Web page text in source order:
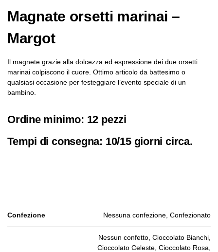
Magnate orsetti marinai –
Margot
Il magnete grazie alla dolcezza ed espressione dei due orsetti
marinai colpiscono il cuore. Ottimo articolo da battesimo o
qualsiasi occasione per festeggiare l’evento speciale di un
bambino.
Ordine minimo: 12 pezzi
Tempi di consegna: 10/15 giorni circa.
Confezione Nessuna confezione, Confezionato
Nessun confetto, Cioccolato Bianchi,
Cioccolato Celeste, Cioccolato Rosa,